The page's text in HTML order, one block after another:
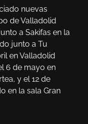
nuevas
de Valladolid
a Sakifas en la
junto a Tu
en Valladolid
6 de mayo en
y el 12 de
en la sala Gran